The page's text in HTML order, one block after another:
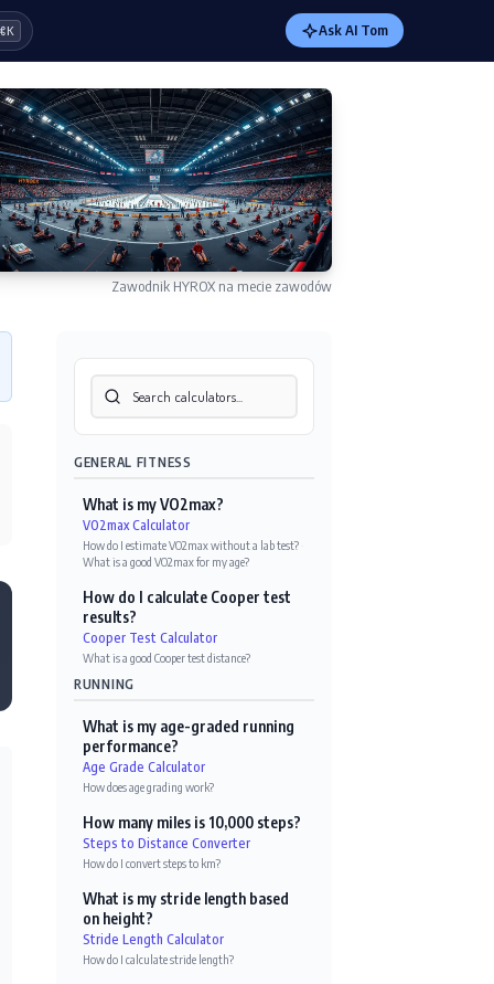
Ask AI Tom
Zawodnik HYROX na mecie zawodów
GENERAL FITNESS
What is my VO2max?
VO2max Calculator
How do I estimate VO2max without a lab test?
What is a good VO2max for my age?
How do I calculate Cooper test
results?
Cooper Test Calculator
What is a good Cooper test distance?
RUNNING
What is my age-graded running
performance?
Age Grade Calculator
How does age grading work?
How many miles is 10,000 steps?
Steps to Distance Converter
How do I convert steps to km?
What is my stride length based
on height?
Stride Length Calculator
How do I calculate stride length?